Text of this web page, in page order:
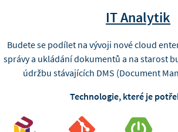
IT Analytik
Budete se podílet na vývoji nové cloud
správy a ukládání dokumentů a na starost
údržbu stávajících DMS (Document
Technologie, které je